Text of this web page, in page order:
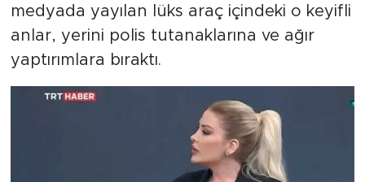
medyada yayılan lüks araç içindeki o keyifli
anlar, yerini polis tutanaklarına ve ağır
yaptırımlara bıraktı.